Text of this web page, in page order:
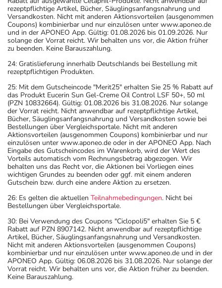
rezeptpflichtige Artikel, Bücher, Säuglingsanfangsnahrung und
Versandkosten. Nicht mit anderen Aktionsvorteilen (ausgenommen
Coupons) kombinierbar und nur einzulösen unter www.aponeo.de
und in der APONEO App. Gültig: 01.08.2026 bis 01.09.2026. Nur
solange der Vorrat reicht. Wir behalten uns vor, die Aktion früher
zu beenden. Keine Barauszahlung.
24: Gratislieferung innerhalb Deutschlands bei Bestellung mit
rezeptpflichtigen Produkten.
25: Mit dem Gutscheincode "Merit25" erhalten Sie 25 % Rabatt auf
das Produkt Eucerin Sun Gel-Creme Oil Control LSF 50+, 50 ml
(PZN 10832664). Gültig: 01.08.2026 bis 31.08.2026. Nur solange
der Vorrat reicht. Nicht anwendbar auf rezeptpflichtige Artikel,
Bücher, Säuglingsanfangsnahrung und Versandkosten sowie bei
Bestellungen über Vergleichsportale. Nicht mit anderen
Aktionsvorteilen (ausgenommen Coupons) kombinierbar und nur
einzulösen unter www.aponeo.de oder in der APONEO App. Nach
Eingabe des Gutscheincodes im Warenkorb, wird der Wert des
Vorteils automatisch vom Rechnungsbetrag abgezogen. Wir
behalten uns das Recht vor, die Aktionen bei Vorliegen eines
wichtigen Grundes zu beenden oder ggf. mit einem anderen
Gutschein bzw. durch eine andere Aktion zu ersetzen.
26: Es gelten die aktuellen Teilnahmebedingungen. Nicht bei
Bestellungen über Vergleichsportale.
30: Bei Verwendung des Coupons "Ciclopoli5" erhalten Sie 5 €
Rabatt auf PZN 8907142. Nicht anwendbar auf rezeptpflichtige
Artikel, Bücher, Säuglingsanfangsnahrung und Versandkosten.
Nicht mit anderen Aktionsvorteilen (ausgenommen Coupons)
kombinierbar und nur einzulösen unter www.aponeo.de und in der
APONEO App. Gültig: 06.08.2026 bis 31.08.2026. Nur solange der
Vorrat reicht. Wir behalten uns vor, die Aktion früher zu beenden.
Keine Barauszahlung.